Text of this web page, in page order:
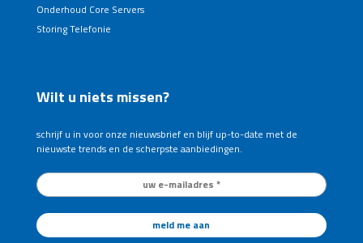
Onderhoud Core Servers
Storing Telefonie
Wilt u niets missen?
schrijf u in voor onze nieuwsbrief en blijf up-to-date met de
nieuwste trends en de scherpste aanbiedingen.